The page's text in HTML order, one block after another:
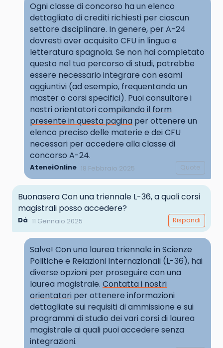
Ogni classe di concorso ha un elenco
dettagliato di crediti richiesti per ciascun
settore disciplinare. In genere, per A-24
dovresti aver acquisito CFU in lingua e
letteratura spagnola. Se non hai completato
questo nel tuo percorso di studi, potrebbe
essere necessario integrare con esami
aggiuntivi (ad esempio, frequentando un
master o corsi specifici). Puoi consultare i
nostri orientatoricompilando il form
presente in questa pagina per ottenere un
elenco preciso delle materie e dei CFU
necessari per accedere alla classe di
concorso A-24.
AteneiOnline 18 Febbraio 2025 Quote
Buonasera Con una triennale L-36, a quali corsi
magistrali posso accedere?
Dà 11 Gennaio 2025 Rispondi
Salve! Con una laurea triennale in Scienze
Politiche e Relazioni Internazionali (L-36), hai
diverse opzioni per proseguire con una
laurea magistrale. Contatta i nostri
orientatori
dettagliate sui requisiti di ammissione e sui
programmi di studio dei vari corsi di laurea
magistrale ai quali puoi accedere senza
integrazioni.